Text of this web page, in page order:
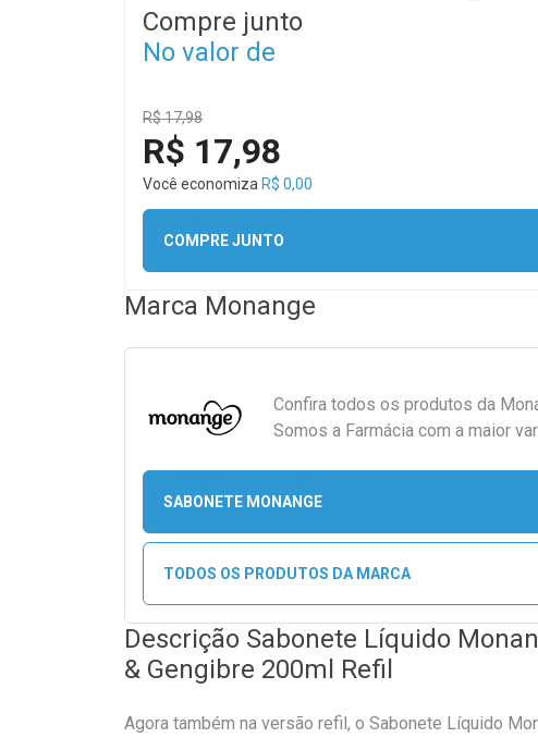
Compre junto
No valor de
R$ 17,98
R$ 17,98
Você economiza R$ 0,00
COMPRE JUNTO
Marca Monange
Confira todos os produtos da
Somos a Farmácia com a maior
SABONETE MONANGE
TODOS OS PRODUTOS DA MARCA
Descrição Sabonete Líquido
& Gengibre 200ml Refil
Agora também na versão refil, o Sabonete Líquido